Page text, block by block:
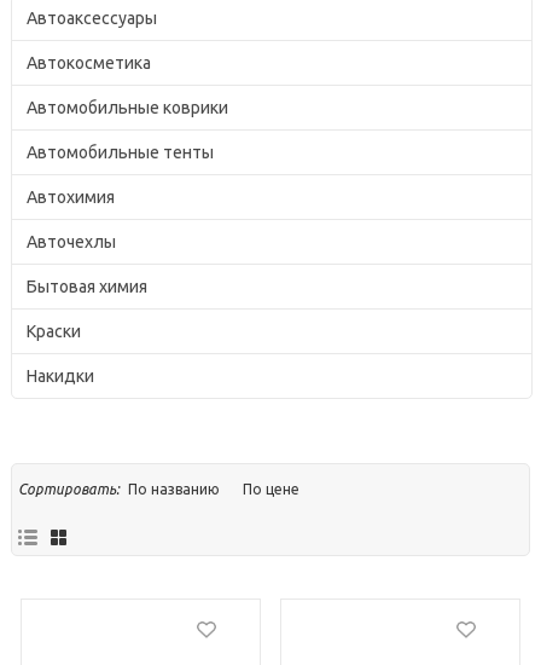
Автоаксессуары
Автокосметика
Автомобильные коврики
Автомобильные тенты
Автохимия
Авточехлы
Бытовая химия
Краски
Накидки
Сортировать: По названию По цене